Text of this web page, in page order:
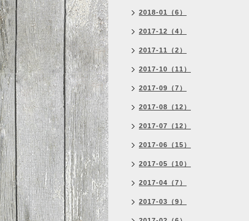
2018-01（6）
2017-12（4）
2017-11（2）
2017-10（11）
2017-09（7）
2017-08（12）
2017-07（12）
2017-06（15）
2017-05（10）
2017-04（7）
2017-03（9）